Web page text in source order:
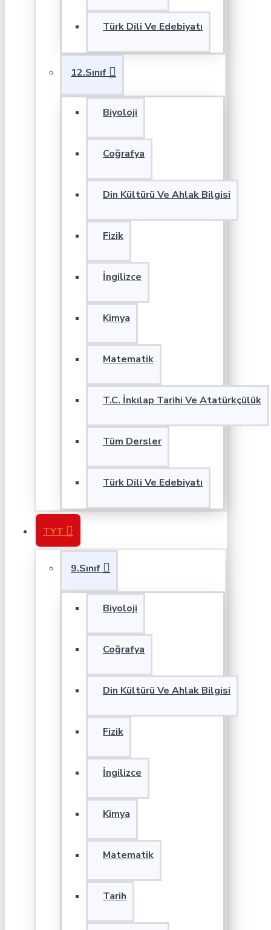
Türk Dili Ve Edebiyatı
12.Sınıf
Biyoloji
Coğrafya
Din Kültürü Ve Ahlak Bilgisi
Fizik
İngilizce
Kimya
Matematik
T.C. İnkılap Tarihi Ve Atatürkçülük
Tüm Dersler
Türk Dili Ve Edebiyatı
TYT
9.Sınıf
Biyoloji
Coğrafya
Din Kültürü Ve Ahlak Bilgisi
Fizik
İngilizce
Kimya
Matematik
Tarih